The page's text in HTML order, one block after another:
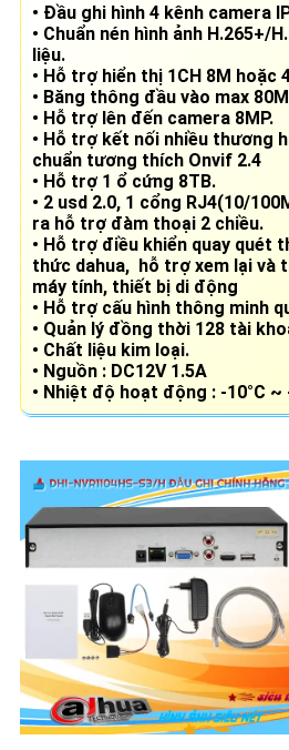
• Đầu ghi hình 4 kênh camera
• Chuẩn nén hình ảnh H.265+/
liệu.
• Hỗ trợ hiển thị 1CH 8M hoặc
• Băng thông đầu vào max
• Hỗ trợ lên đến camera 8MP.
• Hỗ trợ kết nối nhiều thương
chuẩn tương thích Onvif 2.4
• Hỗ trợ 1 ổ cứng 8TB.
• 2 usd 2.0, 1 cổng RJ4(10/
ra hỗ trợ đàm thoại 2 chiều.
• Hỗ trợ điều khiển quay quét
thức dahua, hỗ trợ xem lại và
máy tính, thiết bị di động
• Hỗ trợ cấu hình thông minh
• Quản lý đồng thời 128 tài
• Chất liệu kim loại.
• Nguồn : DC12V 1.5A
• Nhiệt độ hoạt động : -10°C ~